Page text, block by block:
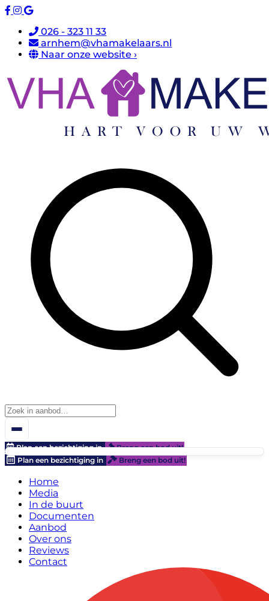
026 - 323 11 33
arnhem@vhamakelaars.nl
Naar onze website ›
Plan een bezichtiging in
Breng een bod uit!
Plan een bezichtiging in
Breng een bod uit!
Home
Media
In de buurt
Documenten
Aanbod
Over ons
Reviews
Contact